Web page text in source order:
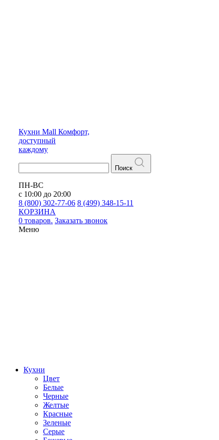
Кухни Mall Комфорт,
доступный
каждому
Поиск
ПН-ВС
с 10:00 до 20:00
8 (800) 302-77-06 8 (499) 348-15-11
КОРЗИНА
0 товаров. Заказать звонок
Меню
Кухни
Цвет
Белые
Черные
Желтые
Красные
Зеленые
Серые